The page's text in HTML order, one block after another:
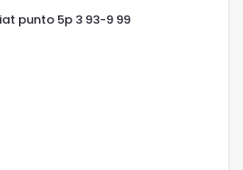
punto 5p 3 93-9 99